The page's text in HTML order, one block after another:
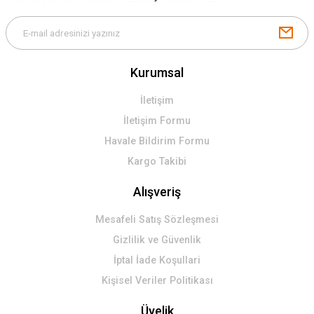
Kurumsal
İletişim
İletişim Formu
Havale Bildirim Formu
Kargo Takibi
Alışveriş
Mesafeli Satış Sözleşmesi
Gizlilik ve Güvenlik
İptal İade Koşullari
Kişisel Veriler Politikası
Üyelik